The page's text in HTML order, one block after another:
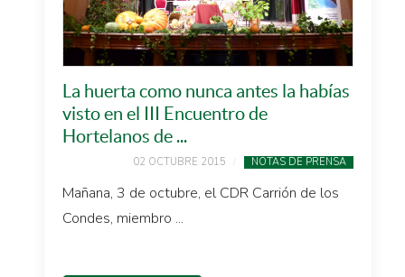
La huerta como nunca antes la habías
visto en el III Encuentro de
Hortelanos de ...
02 OCTUBRE 2015 NOTAS DE PRENSA
Mañana, 3 de octubre, el CDR Carrión de los
Condes, miembro ...